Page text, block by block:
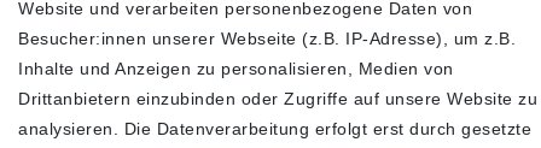
Highlights an
Website und verarbeiten personenbezogene Daten von
Besucher:innen unserer Webseite (z.B. IP-Adresse), um z.B.
Inhalte und Anzeigen zu personalisieren, Medien von
Drittanbietern einzubinden oder Zugriffe auf unsere Website zu
analysieren. Die Datenverarbeitung erfolgt erst durch gesetzte